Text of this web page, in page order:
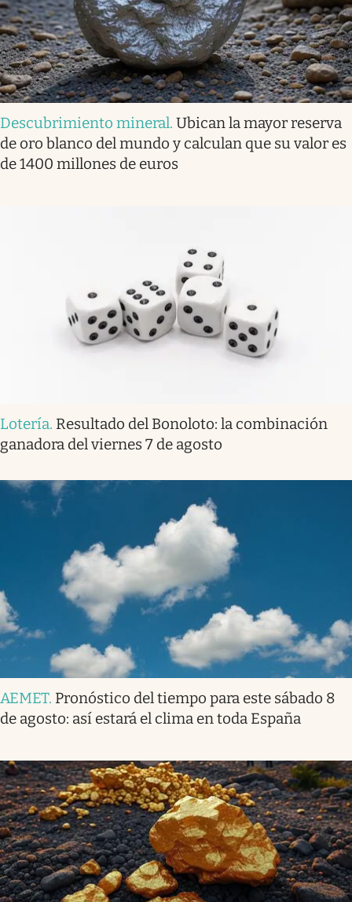
Descubrimiento mineral. Ubican la mayor reserva
de oro blanco del mundo y calculan que su valor es
de 1400 millones de euros
Lotería. Resultado del Bonoloto: la combinación
ganadora del viernes 7 de agosto
AEMET. Pronóstico del tiempo para este sábado 8
de agosto: así estará el clima en toda España